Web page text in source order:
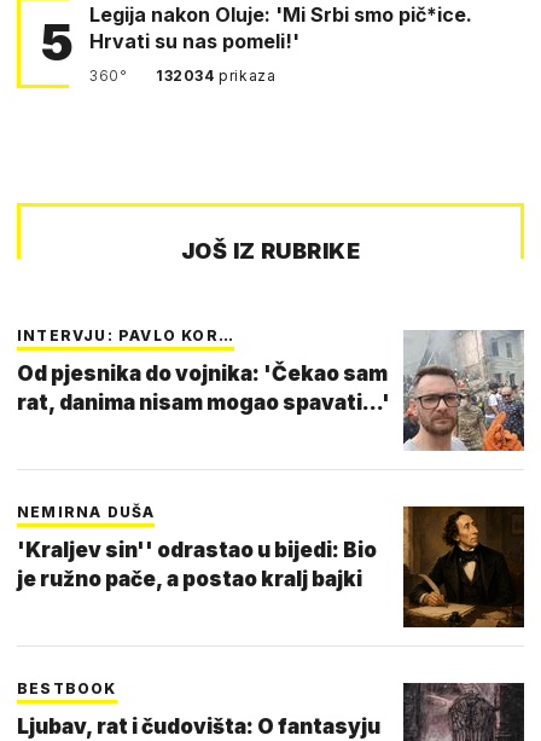
5
Legija nakon Oluje: 'Mi Srbi smo pič*ice.
Hrvati su nas pomeli!'
360° 132034prikaza
JOŠ IZ RUBRIKE
INTERVJU: PAVLO KOR…
Od pjesnika do vojnika: 'Čekao sam
rat, danima nisam mogao spavati...'
NEMIRNA DUŠA
'Kraljev sin'' odrastao u bijedi: Bio
je ružno pače, a postao kralj bajki
BESTBOOK
Ljubav, rat i čudovišta: O fantasyju